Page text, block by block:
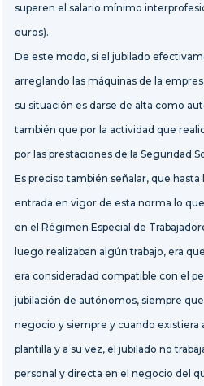
superen el salario mínimo
euros).
De este modo, si el jubilado
arreglando las máquinas de la
su situación es darse de alta como
también que por la actividad que
por las prestaciones de la Seguridad
Es preciso también señalar, que hasta
entrada en vigor de esta norma lo
en el Régimen Especial de
luego realizaban algún trabajo, era
era consideradad compatible con el
jubilación de autónomos, siempre
negocio y siempre y cuando existiera
plantilla y a su vez, el jubilado no
personal y directa en el negocio del